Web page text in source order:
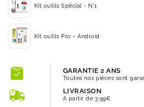
Kit outils Spécial - N°1
Kit outils Pro - Android
GARANTIE 2 ANS
Toutes nos pièces sont
LIVRAISON
A partir de 3.99€